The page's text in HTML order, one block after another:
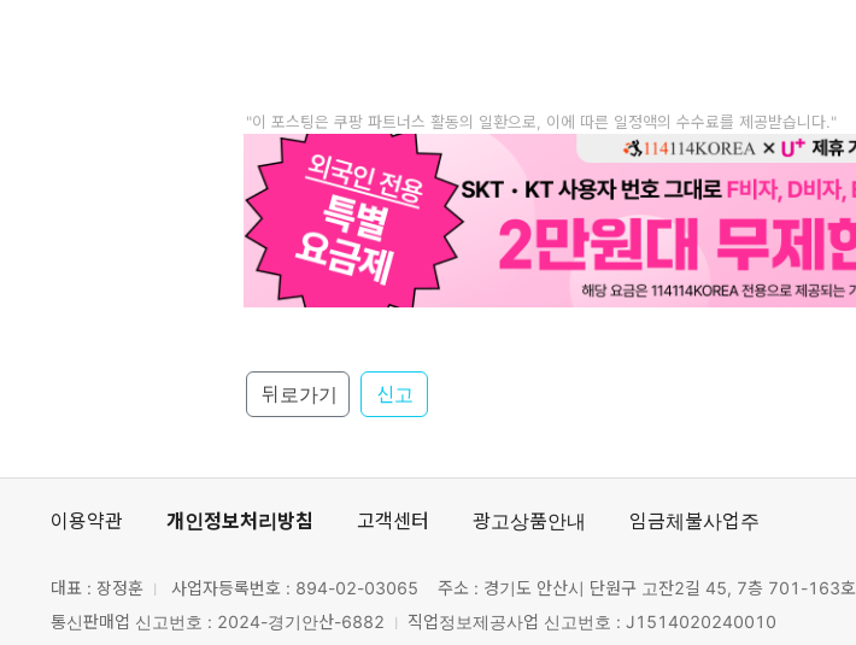
"이 포스팅은 쿠팡 파트너스 활동의 일환으로, 이에 따른 일정액의 수수료를 제공받습니다."
뒤로가기 신고
이용약관 개인정보처리방침 고객센터 광고상품안내 임금체불사업주
대표 : 장정훈 사업자등록번호 : 894-02-03065
주소 : 경기도 안산시 단원구 고잔2길 45, 7층 701-163호
통신판매업 신고번호 : 2024-경기안산-6882
직업정보제공사업 신고번호 : J1514020240010